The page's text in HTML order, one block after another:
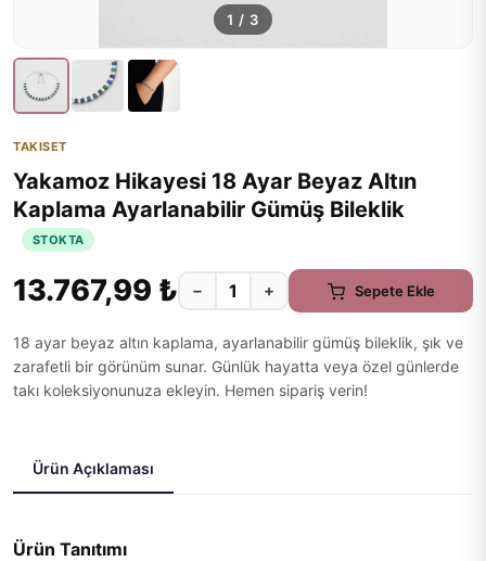
1 / 3
TAKISET
Yakamoz Hikayesi 18 Ayar Beyaz Altın
Kaplama Ayarlanabilir Gümüş Bileklik
STOKTA
13.767,99 ₺ − + Sepete Ekle
18 ayar beyaz altın kaplama, ayarlanabilir gümüş bileklik, şık ve
zarafetli bir görünüm sunar. Günlük hayatta veya özel günlerde
takı koleksiyonunuza ekleyin. Hemen sipariş verin!
Ürün Açıklaması
Ürün Tanıtımı